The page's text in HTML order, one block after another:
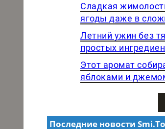
Сладкая
ягоды даже в
Летний ужин без
простых
Этот аромат
яблоками и